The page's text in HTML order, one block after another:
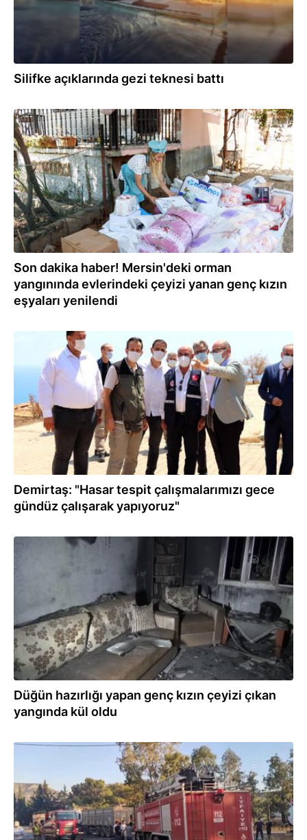
Silifke açıklarında gezi teknesi battı
05.08.2021
Son dakika haber! Mersin'deki orman
yangınında evlerindeki çeyizi yanan genç kızın
eşyaları yenilendi
03.08.2021
Demirtaş: "Hasar tespit çalışmalarımızı gece
gündüz çalışarak yapıyoruz"
01.08.2021
Düğün hazırlığı yapan genç kızın çeyizi çıkan
yangında kül oldu